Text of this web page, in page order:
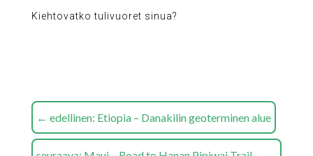
Kiehtovatko tulivuoret sinua?
← edellinen: Etiopia – Danakilin geoterminen alue